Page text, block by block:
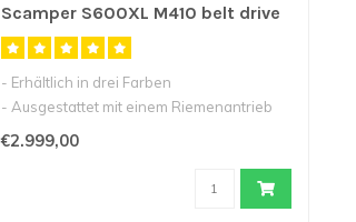
Scamper S600XL M410 belt drive
- Erhältlich in drei Farben
- Ausgestattet mit einem Riemenantrieb
- 24inch e..
€2.999,00